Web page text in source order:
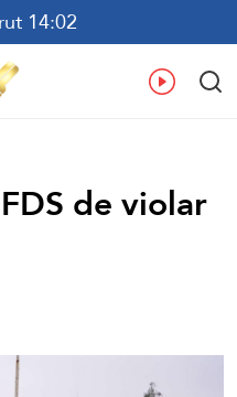
14:02
En
de violar